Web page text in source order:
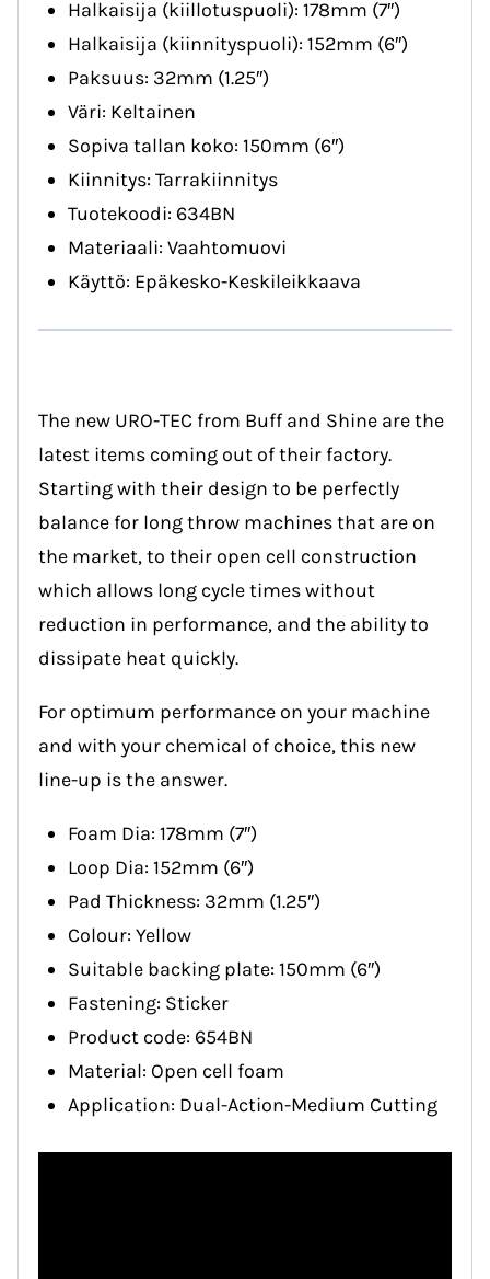
Halkaisija (kiillotuspuoli): 178mm (7″)
Halkaisija (kiinnityspuoli): 152mm (6″)
Paksuus: 32mm (1.25″)
Väri: Keltainen
Sopiva tallan koko: 150mm (6″)
Kiinnitys: Tarrakiinnitys
Tuotekoodi: 634BN
Materiaali: Vaahtomuovi
Käyttö: Epäkesko-Keskileikkaava
The new URO-TEC from Buff and Shine are the
latest items coming out of their factory.
Starting with their design to be perfectly
balance for long throw machines that are on
the market, to their open cell construction
which allows long cycle times without
reduction in performance, and the ability to
dissipate heat quickly.
For optimum performance on your machine
and with your chemical of choice, this new
line-up is the answer.
Foam Dia: 178mm (7″)
Loop Dia: 152mm (6″)
Pad Thickness: 32mm (1.25″)
Colour: Yellow
Suitable backing plate: 150mm (6″)
Fastening: Sticker
Product code: 654BN
Material: Open cell foam
Application: Dual-Action-Medium Cutting